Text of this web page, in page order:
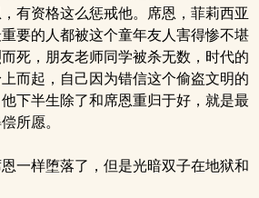
有资格这么惩戒他。席恩，菲莉西亚
要的人都被这个童年友人害得惨不堪
死，朋友老师同学被杀无数，时代的
而起，自己因为错信这个偷盗文明的
下半生除了和席恩重归于好，就是最
所愿。
一样堕落了，但是光暗双子在地狱和